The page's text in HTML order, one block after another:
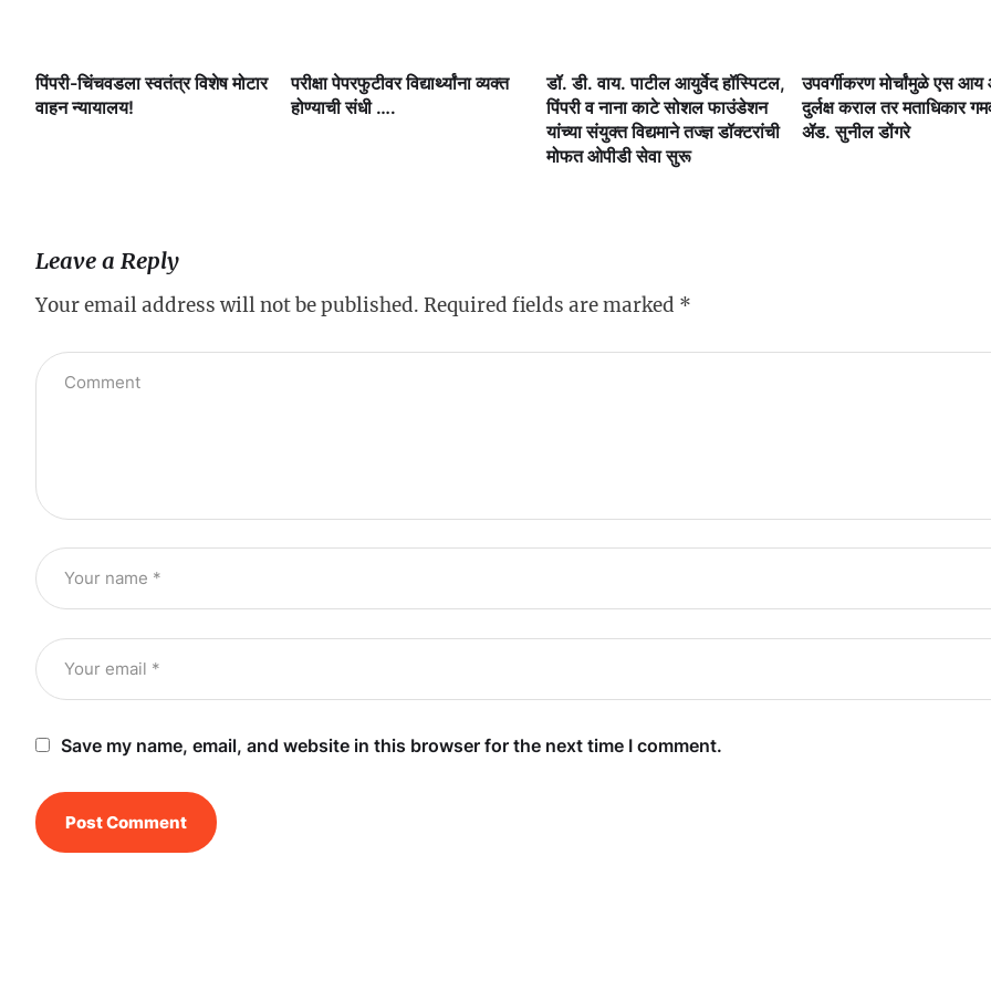
पिंपरी-चिंचवडला स्वतंत्र विशेष मोटार
वाहन न्यायालय!
परीक्षा पेपरफुटीवर विद्यार्थ्यांना व्यक्त
होण्याची संधी ….
डॉ. डी. वाय. पाटील आयुर्वेद हॉस्पिटल,
पिंपरी व नाना काटे सोशल फाउंडेशन
यांच्या संयुक्त विद्यमाने तज्ज्ञ डॉक्टरांची
मोफत ओपीडी सेवा सुरू
उपवर्गीकरण मोर्चांमुळे एस
दुर्लक्ष कराल तर मताधिकार
ॲड. सुनील डोंगरे
Leave a Reply
Your email address will not be published. Required fields are marked *
Save my name, email, and website in this browser for the next time I comment.